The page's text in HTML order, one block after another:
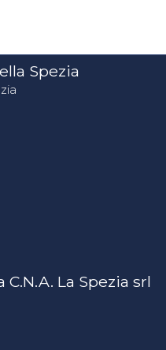
Spezia
La Spezia srl